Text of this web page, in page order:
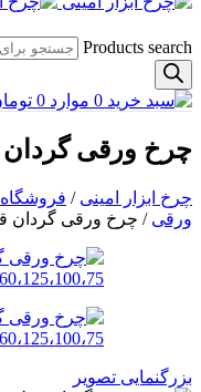
Products search
0 موارد 0
چرخ ورقی گردان قطر 160
چرخ ابزار امینی / فروشگاه
ورقی / چرخ ورقی گردان قطر 160
بزرگنمایی تصویر